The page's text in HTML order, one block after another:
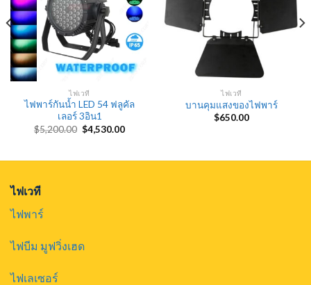
ไฟเวที
ไฟพาร์กันน้ำ LED 54 ฟลูคัล
เลอร์ 3อิน1
$5,200.00 Original
price
$4,530.00Current
ไฟเวที
บานคุมแสงของไฟพาร์
$650.00
ไฟเวที
ไฟพาร์
ไฟบีม มูฟวิ่งเฮด
ไฟเลเซอร์